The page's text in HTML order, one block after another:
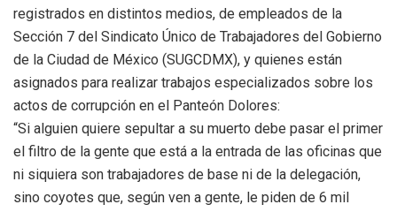
registrados en distintos medios, de empleados de la
Sección 7 del Sindicato Único de Trabajadores del Gobierno
de la Ciudad de México (SUGCDMX), y quienes están
asignados para realizar trabajos especializados sobre los
actos de corrupción en el Panteón Dolores:
“Si alguien quiere sepultar a su muerto debe pasar el primer
el filtro de la gente que está a la entrada de las oficinas que
ni siquiera son trabajadores de base ni de la delegación,
sino coyotes que, según ven a gente, le piden de 6 mil